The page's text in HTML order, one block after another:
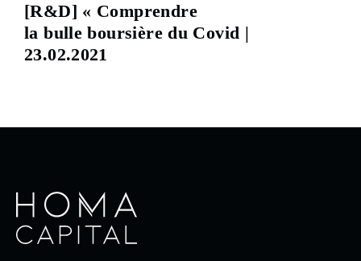
Next
post:
[R&D] « Comprendre
la bulle boursière du Covid |
23.02.2021